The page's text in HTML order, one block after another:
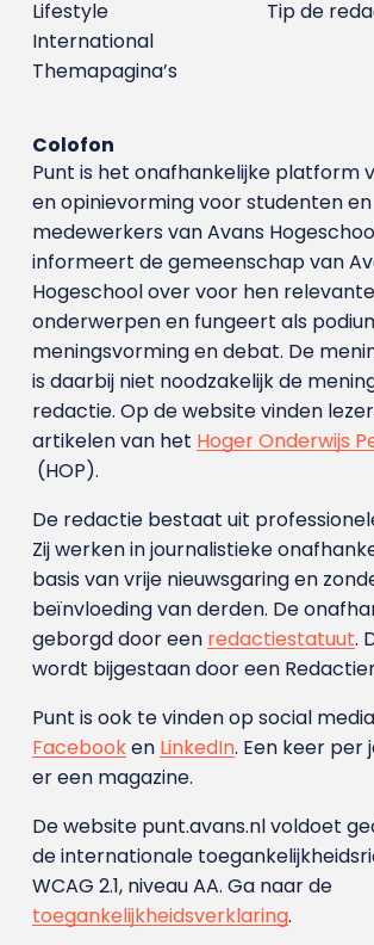
Tip de
Lifestyle
International
Themapagina’s
Colofon
Punt is het onafhankelijke platform
en opinievorming voor studenten en
medewerkers van Avans
informeert de gemeenschap van
Hogeschool over voor hen relevante
onderwerpen en fungeert als
meningsvorming en debat. De
is daarbij niet noodzakelijk de
redactie. Op de website vinden
artikelen van het Hoger Onderwijs
(HOP).
De redactie bestaat uit
Zij werken in journalistieke
basis van vrije nieuwsgaring en
beïnvloeding van derden. De
geborgd door een redactiestatuut.
wordt bijgestaan door een
Punt is ook te vinden op social
Facebooken LinkedIn. Een keer per
er een magazine.
De website punt.avans.nl voldoet
de internationale
WCAG 2.1, niveau AA. Ga naar de
toegankelijkheidsverklaring.